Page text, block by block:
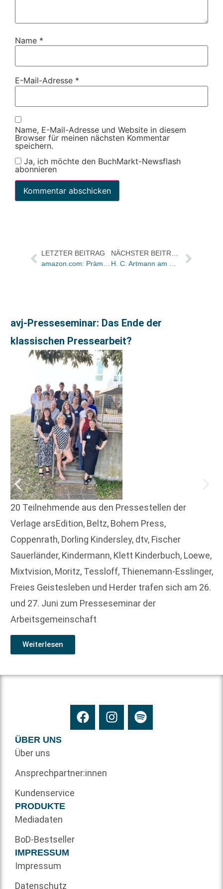
Name *
E-Mail-Adresse *
Name, E-Mail-Adresse und Website in diesem
Browser für meinen nächsten Kommentar
speichern.
Ja, ich möchte den BuchMarkt-Newsflash
abonnieren
LETZTER BEITRAG
amazon.com: Prämie für Kunden, die Barcodes in stationären Laden scannen und dann bei Amazon bestellen
NÄCHSTER BEITRAG
H. C. Artmann am Wiener Flughafen zensiert
avj-Presseseminar: Das Ende der
klassischen Pressearbeit?
20 Teilnehmende aus den Pressestellen der
Verlage arsEdition, Beltz, Bohem Press,
Coppenrath, Dorling Kindersley, dtv, Fischer
Sauerländer, Kindermann, Klett Kinderbuch, Loewe,
Mixtvision, Moritz, Tessloff, Thienemann-Esslinger,
Freies Geistesleben und Herder trafen sich am 26.
und 27. Juni zum Presseseminar der
Arbeitsgemeinschaft
Weiterlesen
ÜBER UNS
Über uns
Ansprechpartner:innen
Kundenservice
PRODUKTE
Mediadaten
BoD-Bestseller
IMPRESSUM
Impressum
Datenschutz